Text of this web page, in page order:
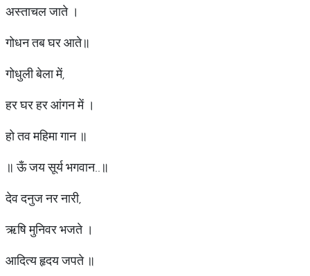
अस्ताचल जाते ।
गोधन तब घर आते॥
गोधुली बेला में,
हर घर हर आंगन में ।
हो तव महिमा गान ॥
॥ ऊँ जय सूर्य भगवान..॥
देव दनुज नर नारी,
ऋषि मुनिवर भजते ।
आदित्य हृदय जपते ॥